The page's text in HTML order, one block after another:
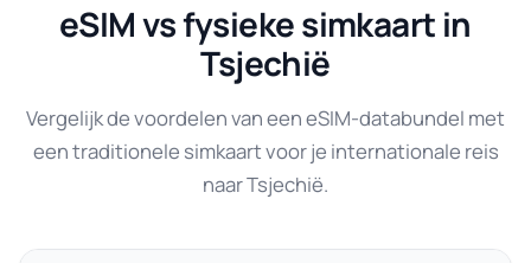
eSIM vs fysieke simkaart in
Tsjechië
Vergelijk de voordelen van een eSIM-databundel met
een traditionele simkaart voor je internationale reis
naar Tsjechië.